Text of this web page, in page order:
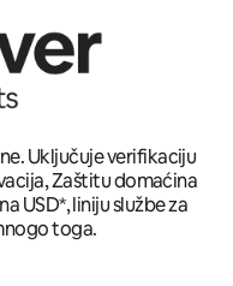
Uključuje verifikaciju
Zaštitu domaćina
USD*, liniju službe za
toga.